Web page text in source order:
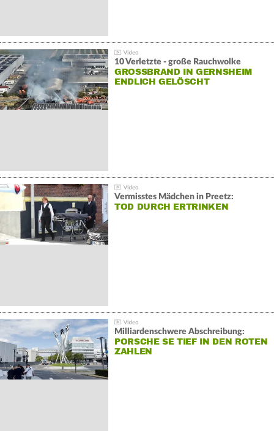
10 Verletzte - große Rauchwolke
GROSSBRAND IN GERNSHEIM E
NDLICH GELÖSCHT
Vermisstes Mädchen in Preetz:
TOD DURCH ERTRINKEN
Milliardenschwere Abschreibung:
PORSCHE SE TIEF IN DEN ROTEN
ZAHLEN